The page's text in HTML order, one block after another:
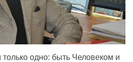
одно: быть Человеком и